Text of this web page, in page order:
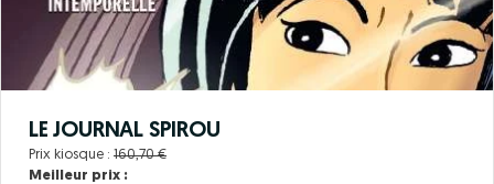
LE JOURNAL SPIROU
Prix kiosque : 160,70 €
Meilleur prix :